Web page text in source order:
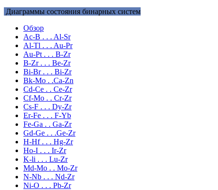
Диаграммы состояния бинарных систем
Обзор
Ac-B . . . Al-Sr
Al-Tl . . . Au-Pr
Au-Pt . . . B-Zr
B-Zr . . . Be-Zr
Bi-Br . . . Bi-Zr
Bk-Mo . .Ca-Zn
Cd-Ce . . Ce-Zr
Cf-Mo . . Cr-Zr
Cs-F . . . Dy-Zr
Er-Fe . . . F-Yb
Fe-Ga . . Ga-Zr
Gd-Ge . . .Ge-Zr
H-Hf . . . Hg-Zr
Ho-I . . . Ir-Zr
K-li . . . Lu-Zr
Md-Mo . . Mo-Zr
N-Nb . . . Nd-Zr
Ni-O . . . Pb-Zr